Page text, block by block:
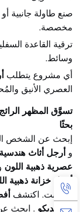
صنع طاولة جانبية
مخصصة.
ترقية القاعدة
وسائط.
أي مشروع يتطلب
العصري الأنيق
تسوَّق المظهر الرائج
بحثًا
إبحث عن الشخص
و أرجل أثاث
عصرية ذهبية اللون
أرجل خزانة ذهبية
الإنترنت. اكتشف
فن الديكو . ابحث